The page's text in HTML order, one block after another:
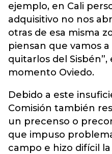
ejemplo, en Cali
adquisitivo no nos
otras de esa misma
piensan que vamos
quitarlos del Sisbén”,
momento Oviedo.
Debido a este
Comisión también
un precenso o
que impuso
campo e hizo difícil